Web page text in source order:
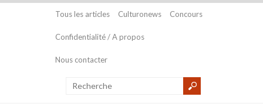
Tous les articles Culturonews Concours
Confidentialité / A propos
Nous contacter